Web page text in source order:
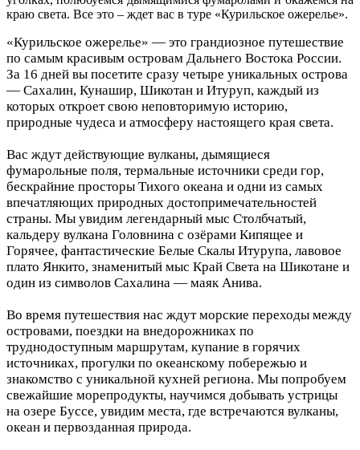
краю света. Все это – ждет вас в туре «Курильское ожерелье».
«Курильское ожерелье» — это грандиозное путешествие
по самым красивым островам Дальнего Востока России.
За 16 дней вы посетите сразу четыре уникальных острова
— Сахалин, Кунашир, Шикотан и Итуруп, каждый из
которых откроет свою неповторимую историю,
природные чудеса и атмосферу настоящего края света.
Вас ждут действующие вулканы, дымящиеся
фумарольные поля, термальные источники среди гор,
бескрайние просторы Тихого океана и одни из самых
впечатляющих природных достопримечательностей
страны. Мы увидим легендарный мыс Столбчатый,
кальдеру вулкана Головнина с озёрами Кипящее и
Горячее, фантастические Белые Скалы Итурупа, лавовое
плато Янкито, знаменитый мыс Край Света на Шикотане и
один из символов Сахалина — маяк Анива.
Во время путешествия нас ждут морские переходы между
островами, поездки на внедорожниках по
труднодоступным маршрутам, купание в горячих
источниках, прогулки по океанскому побережью и
знакомство с уникальной кухней региона. Мы попробуем
свежайшие морепродукты, научимся добывать устрицы
на озере Буссе, увидим места, где встречаются вулканы,
океан и первозданная природа.